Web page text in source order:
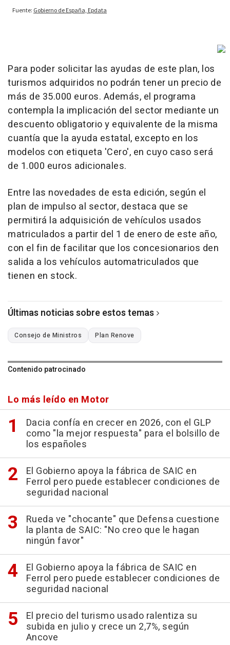
Para poder solicitar las ayudas de este plan, los
turismos adquiridos no podrán tener un precio de
más de 35.000 euros. Además, el programa
contempla la implicación del sector mediante un
descuento obligatorio y equivalente de la misma
cuantía que la ayuda estatal, excepto en los
modelos con etiqueta 'Cero', en cuyo caso será
de 1.000 euros adicionales.
Entre las novedades de esta edición, según el
plan de impulso al sector, destaca que se
permitirá la adquisición de vehículos usados
matriculados a partir del 1 de enero de este año,
con el fin de facilitar que los concesionarios den
salida a los vehículos automatriculados que
tienen en stock.
Últimas noticias sobre estos temas
Consejo de Ministros Plan Renove
Contenido patrocinado
Lo más leído en Motor
Dacia confía en crecer en 2026, con el GLP
como "la mejor respuesta" para el bolsillo de
los españoles
El Gobierno apoya la fábrica de SAIC en
Ferrol pero puede establecer condiciones de
seguridad nacional
Rueda ve "chocante" que Defensa cuestione
la planta de SAIC: "No creo que le hagan
ningún favor"
El Gobierno apoya la fábrica de SAIC en
Ferrol pero puede establecer condiciones de
seguridad nacional
El precio del turismo usado ralentiza su
subida en julio y crece un 2,7%, según
Ancove